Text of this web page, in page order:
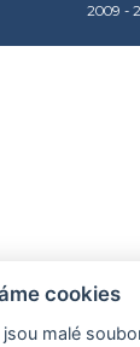
2009 -
cookies
jsou malé